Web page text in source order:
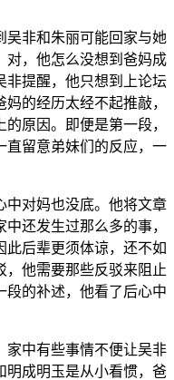
吴非和朱丽可能回家与她
对，他怎么没想到爸妈成
非提醒，他只想到上论坛
的经历太经不起推敲，
原因。即便是第一段，
直留意弟妹们的反应，一
中对妈也没底。他将文章
还发生过那么多的事，
此后辈更须体谅，还不如
，他需要那些反驳来阻止
段的补述，他看了后心中
家中有些事情不便让吴非
明成明玉是从小看惯，爸